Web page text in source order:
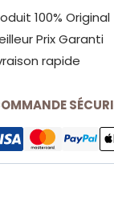
100% Original
Prix Garanti
rapide